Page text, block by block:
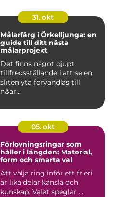
31. okt
Målarfärg i Örkelljunga: en
guide till ditt nästa
målarprojekt
Det finns något djupt
tillfredsställande i att se en
sliten yta förvandlas till
n&ar...
05. okt
Förlovningsringar som
håller i längden: Material,
form och smarta val
Att välja ring inför ett frieri
är lika delar känsla och
kunskap. Valet speglar ...